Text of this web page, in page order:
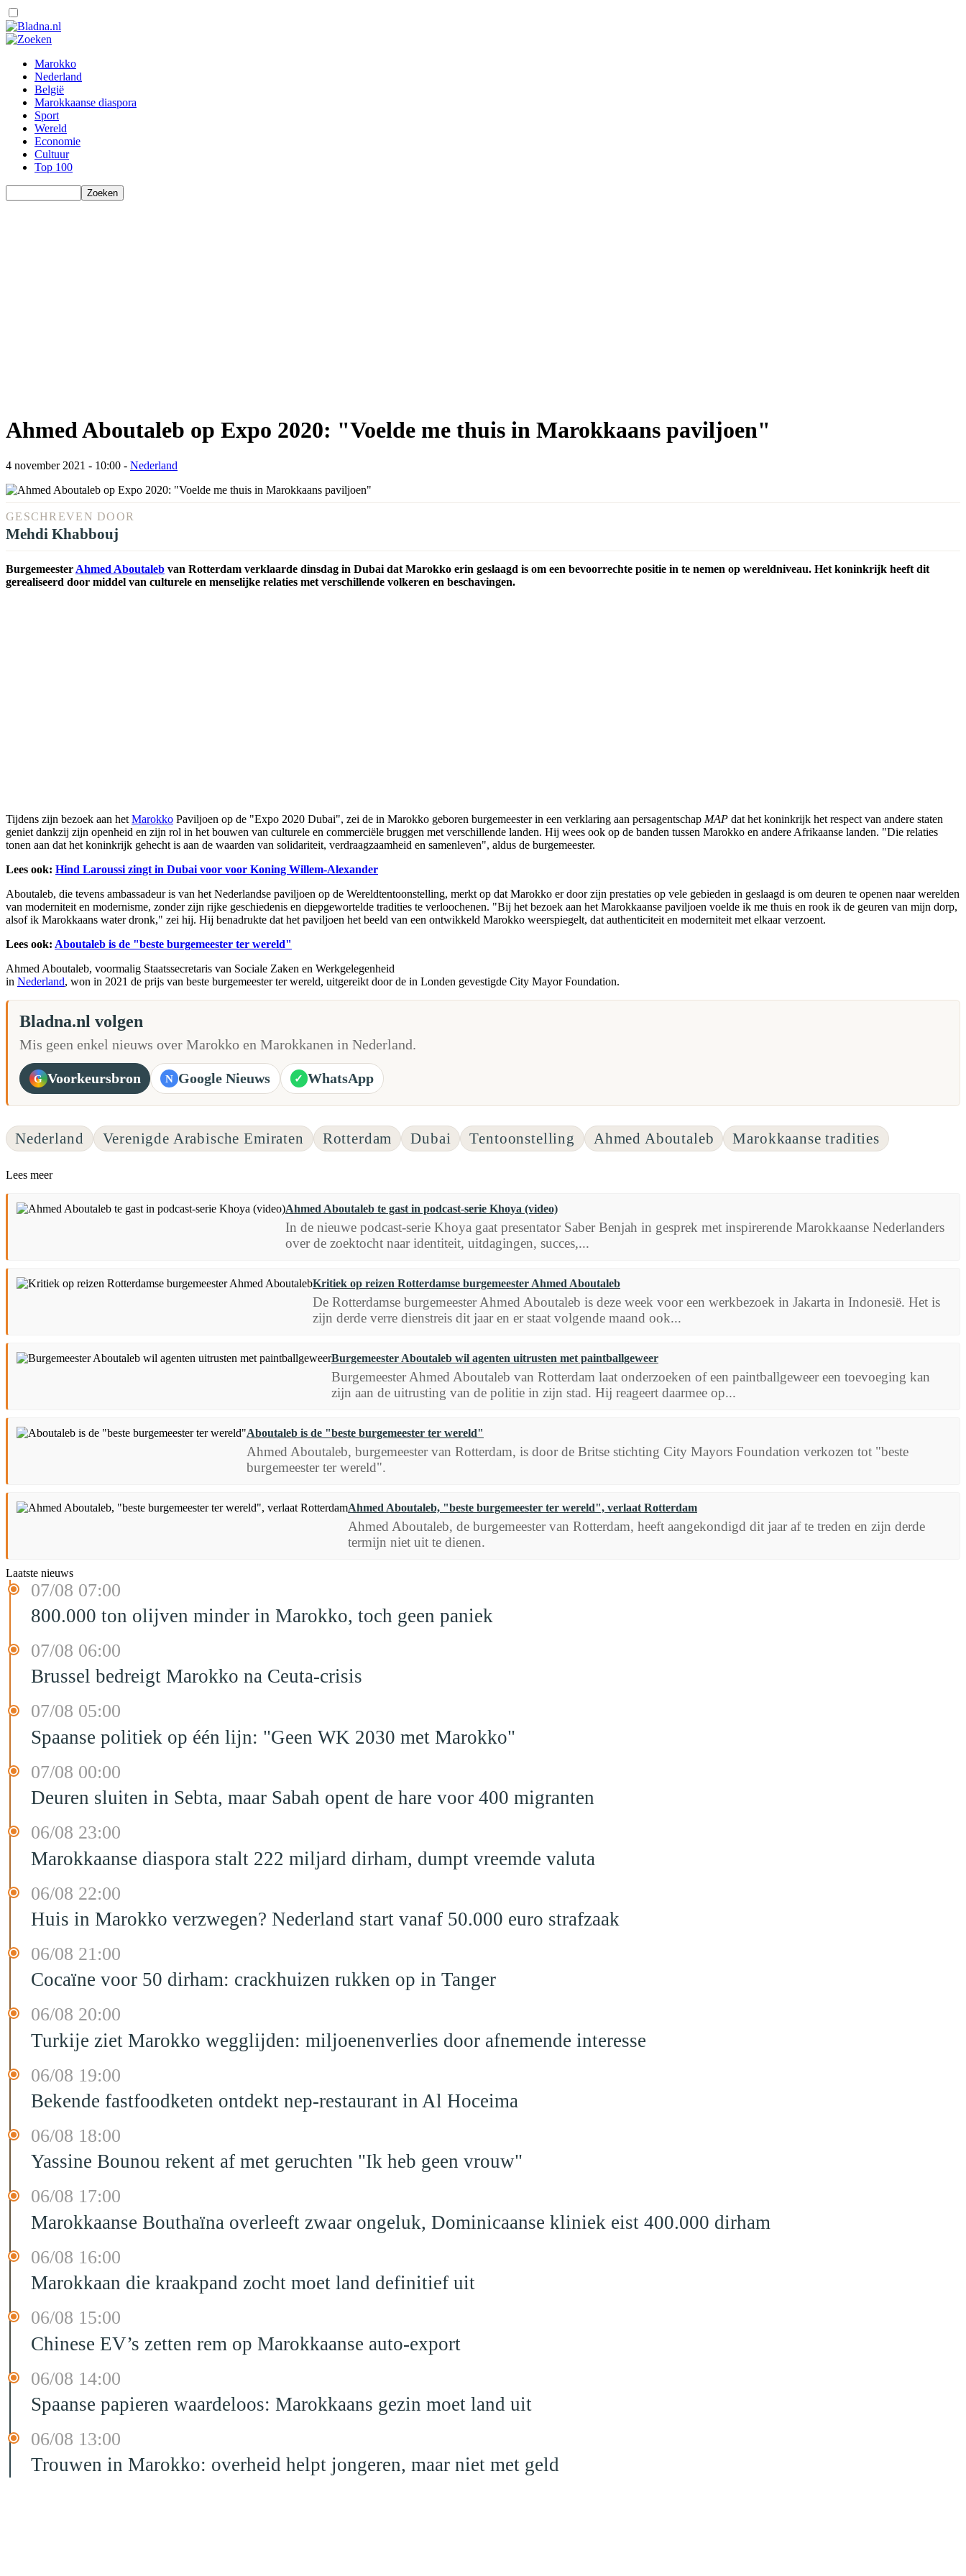
Marokko
Nederland
België
Marokkaanse diaspora
Sport
Wereld
Economie
Cultuur
Top 100
Ahmed Aboutaleb op Expo 2020: "Voelde me thuis in Marokkaans paviljoen"
4 november 2021 - 10:00 - Nederland
GESCHREVEN DOOR
Mehdi Khabbouj
Burgemeester Ahmed Aboutaleb van Rotterdam verklaarde dinsdag in Dubai dat Marokko erin geslaagd is om een bevoorrechte positie in te nemen op wereldniveau. Het koninkrijk heeft dit
gerealiseerd door middel van culturele en menselijke relaties met verschillende volkeren en beschavingen.
Tijdens zijn bezoek aan het Marokko Paviljoen op de "Expo 2020 Dubai", zei de in Marokko geboren burgemeester in een verklaring aan persagentschap MAP dat het koninkrijk het respect van andere staten
geniet dankzij zijn openheid en zijn rol in het bouwen van culturele en commerciële bruggen met verschillende landen. Hij wees ook op de banden tussen Marokko en andere Afrikaanse landen. "Die relaties
tonen aan dat het koninkrijk gehecht is aan de waarden van solidariteit, verdraagzaamheid en samenleven", aldus de burgemeester.
Lees ook: Hind Laroussi zingt in Dubai voor voor Koning Willem-Alexander
Aboutaleb, die tevens ambassadeur is van het Nederlandse paviljoen op de Wereldtentoonstelling, merkt op dat Marokko er door zijn prestaties op vele gebieden in geslaagd is om deuren te openen naar werelden
van moderniteit en modernisme, zonder zijn rijke geschiedenis en diepgewortelde tradities te verloochenen. "Bij het bezoek aan het Marokkaanse paviljoen voelde ik me thuis en rook ik de geuren van mijn dorp,
alsof ik Marokkaans water dronk," zei hij. Hij benadrukte dat het paviljoen het beeld van een ontwikkeld Marokko weerspiegelt, dat authenticiteit en moderniteit met elkaar verzoent.
Lees ook: Aboutaleb is de "beste burgemeester ter wereld"
Ahmed Aboutaleb, voormalig Staatssecretaris van Sociale Zaken en Werkgelegenheid
in Nederland, won in 2021 de prijs van beste burgemeester ter wereld, uitgereikt door de in Londen gevestigde City Mayor Foundation.
Bladna.nl volgen
Mis geen enkel nieuws over Marokko en Marokkanen in Nederland.
G Voorkeursbron N Google Nieuws ✓ WhatsApp
Nederland Verenigde Arabische Emiraten Rotterdam Dubai Tentoonstelling Ahmed Aboutaleb Marokkaanse tradities
Lees meer
Ahmed Aboutaleb te gast in podcast-serie Khoya (video)
In de nieuwe podcast-serie Khoya gaat presentator Saber Benjah in gesprek met inspirerende Marokkaanse Nederlanders
over de zoektocht naar identiteit, uitdagingen, succes,...
Kritiek op reizen Rotterdamse burgemeester Ahmed Aboutaleb
De Rotterdamse burgemeester Ahmed Aboutaleb is deze week voor een werkbezoek in Jakarta in Indonesië. Het is
zijn derde verre dienstreis dit jaar en er staat volgende maand ook...
Burgemeester Aboutaleb wil agenten uitrusten met paintballgeweer
Burgemeester Ahmed Aboutaleb van Rotterdam laat onderzoeken of een paintballgeweer een toevoeging kan
zijn aan de uitrusting van de politie in zijn stad. Hij reageert daarmee op...
Aboutaleb is de "beste burgemeester ter wereld"
Ahmed Aboutaleb, burgemeester van Rotterdam, is door de Britse stichting City Mayors Foundation verkozen tot "beste
burgemeester ter wereld".
Ahmed Aboutaleb, "beste burgemeester ter wereld", verlaat Rotterdam
Ahmed Aboutaleb, de burgemeester van Rotterdam, heeft aangekondigd dit jaar af te treden en zijn derde
termijn niet uit te dienen.
Laatste nieuws
07/08 07:00
800.000 ton olijven minder in Marokko, toch geen paniek
07/08 06:00
Brussel bedreigt Marokko na Ceuta-crisis
07/08 05:00
Spaanse politiek op één lijn: "Geen WK 2030 met Marokko"
07/08 00:00
Deuren sluiten in Sebta, maar Sabah opent de hare voor 400 migranten
06/08 23:00
Marokkaanse diaspora stalt 222 miljard dirham, dumpt vreemde valuta
06/08 22:00
Huis in Marokko verzwegen? Nederland start vanaf 50.000 euro strafzaak
06/08 21:00
Cocaïne voor 50 dirham: crackhuizen rukken op in Tanger
06/08 20:00
Turkije ziet Marokko wegglijden: miljoenenverlies door afnemende interesse
06/08 19:00
Bekende fastfoodketen ontdekt nep-restaurant in Al Hoceima
06/08 18:00
Yassine Bounou rekent af met geruchten "Ik heb geen vrouw"
06/08 17:00
Marokkaanse Bouthaïna overleeft zwaar ongeluk, Dominicaanse kliniek eist 400.000 dirham
06/08 16:00
Marokkaan die kraakpand zocht moet land definitief uit
06/08 15:00
Chinese EV’s zetten rem op Marokkaanse auto-export
06/08 14:00
Spaanse papieren waardeloos: Marokkaans gezin moet land uit
06/08 13:00
Trouwen in Marokko: overheid helpt jongeren, maar niet met geld